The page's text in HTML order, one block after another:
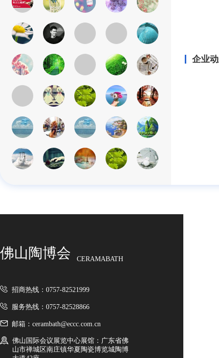
企业
佛山陶博会 CERAMABATH
招商热线：0757-82521999
服务热线：0757-82528866
邮箱：cerambath@eccc.com.cn
佛山国际会议展览中心展馆：广东省佛
山市禅城区南庄镇华夏陶瓷博览城陶博